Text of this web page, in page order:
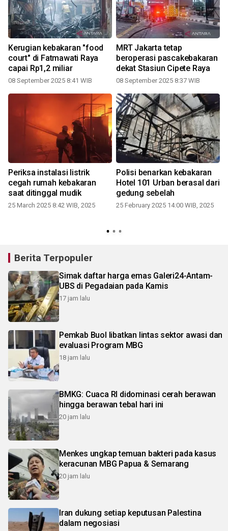
Kerugian kebakaran "food
court" di Fatmawati Raya
capai Rp1,2 miliar
08 September 2025 8:41 WIB
MRT Jakarta tetap
beroperasi pascakebakaran
dekat Stasiun Cipete Raya
08 September 2025 8:37 WIB
Periksa instalasi listrik
cegah rumah kebakaran
saat ditinggal mudik
25 March 2025 8:42 WIB, 2025
Polisi benarkan kebakaran
Hotel 101 Urban berasal dari
gedung sebelah
25 February 2025 14:00 WIB, 2025
Berita Terpopuler
Simak daftar harga emas Galeri24-Antam-
UBS di Pegadaian pada Kamis
17 jam lalu
Pemkab Buol libatkan lintas sektor awasi dan
evaluasi Program MBG
18 jam lalu
BMKG: Cuaca RI didominasi cerah berawan
hingga berawan tebal hari ini
20 jam lalu
Menkes ungkap temuan bakteri pada kasus
keracunan MBG Papua & Semarang
20 jam lalu
Iran dukung setiap keputusan Palestina
dalam negosiasi